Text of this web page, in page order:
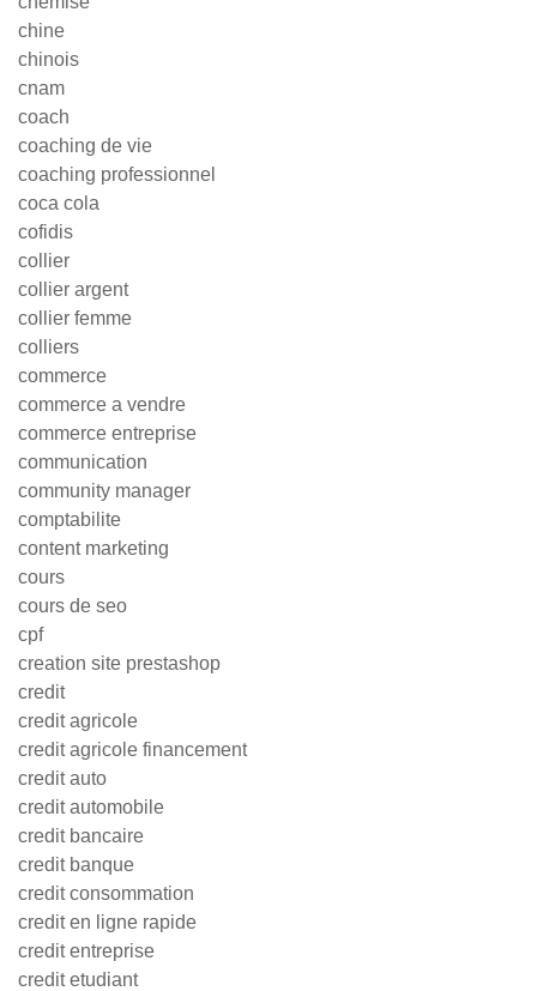
chine
chinois
cnam
coach
coaching de vie
coaching professionnel
coca cola
cofidis
collier
collier argent
collier femme
colliers
commerce
commerce a vendre
commerce entreprise
communication
community manager
comptabilite
content marketing
cours
cours de seo
cpf
creation site prestashop
credit
credit agricole
credit agricole financement
credit auto
credit automobile
credit bancaire
credit banque
credit consommation
credit en ligne rapide
credit entreprise
credit etudiant